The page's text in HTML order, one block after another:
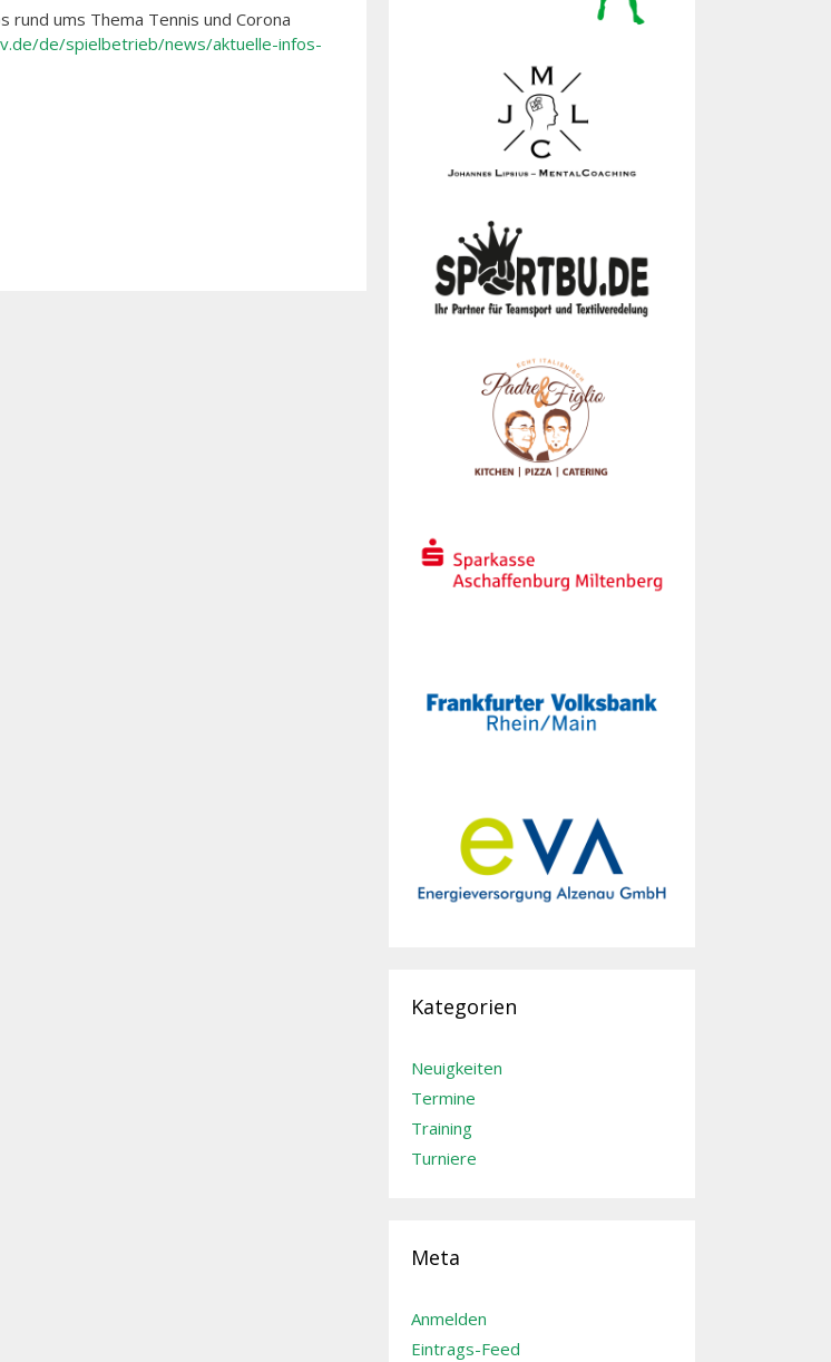
ums Thema Tennis und Corona
de/spielbetrieb/news/aktuelle-infos-
Kategorien
Neuigkeiten
Termine
Training
Turniere
Meta
Anmelden
Eintrags-Feed